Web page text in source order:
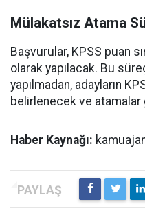
Mülakatsız Atama
Başvurular, KPSS puan
olarak yapılacak. Bu
yapılmadan, adayların
belirlenecek ve
Haber Kaynağı: